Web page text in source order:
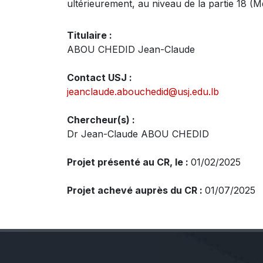
ultérieurement, au niveau de la partie 18
Titulaire :
ABOU CHEDID Jean-Claude
Contact USJ :
jeanclaude.abouchedid@usj.edu.lb
Chercheur(s) :
Dr Jean-Claude ABOU CHEDID
Projet présenté au CR, le : 01/02/2025
Projet achevé auprès du CR : 01/07/2025